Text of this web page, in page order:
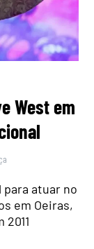
West em
para atuar no
em Oeiras,